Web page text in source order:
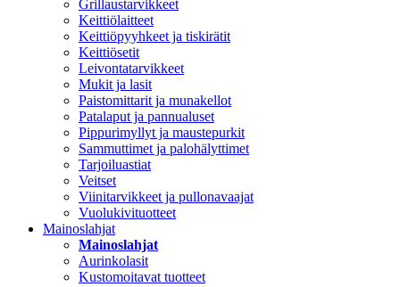
Grillaustarvikkeet
Keittiölaitteet
Keittiöpyyhkeet ja tiskirätit
Keittiösetit
Leivontatarvikkeet
Mukit ja lasit
Paistomittarit ja munakellot
Patalaput ja pannualuset
Pippurimyllyt ja maustepurkit
Sammuttimet ja palohälyttimet
Tarjoiluastiat
Veitset
Viinitarvikkeet ja pullonavaajat
Vuolukivituotteet
Mainoslahjat
Mainoslahjat
Aurinkolasit
Kustomoitavat tuotteet